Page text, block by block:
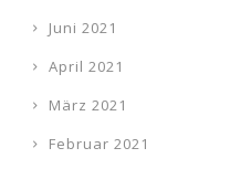
Juni 2021
April 2021
März 2021
Februar 2021